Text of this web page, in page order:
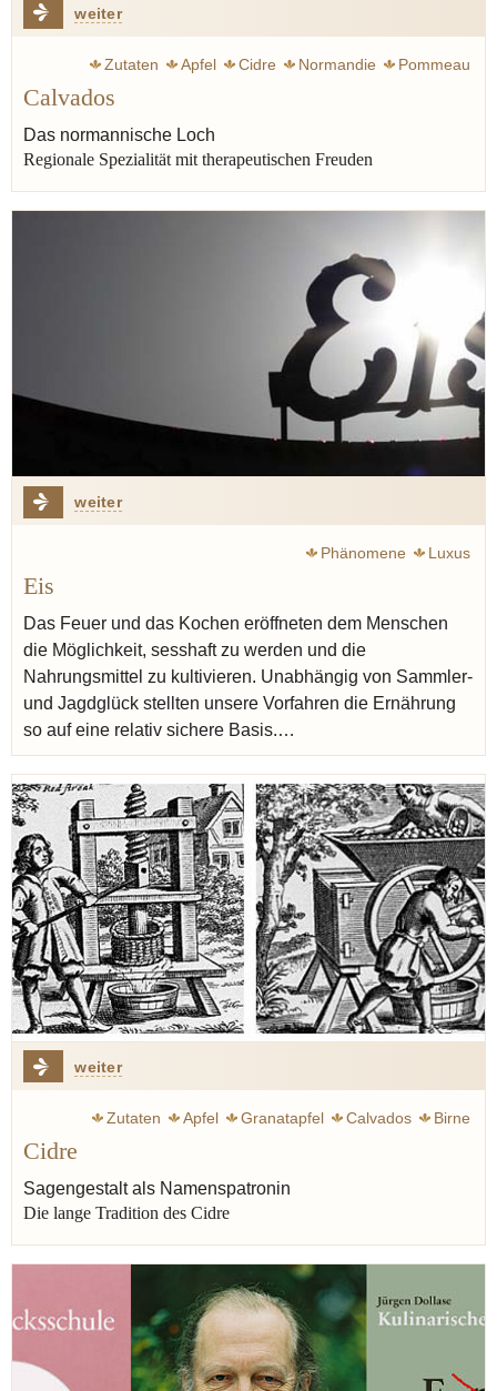
weiter
Zutaten Apfel Cidre Normandie
Pommeau
Calvados
Das normannische Loch
Regionale Spezialität mit therapeutischen Freuden
weiter
Phänomene Luxus
Eis
Das Feuer und das Kochen eröffneten dem Menschen
die Möglichkeit, sesshaft zu werden und die
Nahrungsmittel zu kultivieren. Unabhängig von Sammler-
und Jagdglück stellten unsere Vorfahren die Ernährung
so auf eine relativ sichere Basis.…
weiter
Zutaten Apfel Granatapfel Calvados
Birne
Cidre
Sagengestalt als Namenspatronin
Die lange Tradition des Cidre